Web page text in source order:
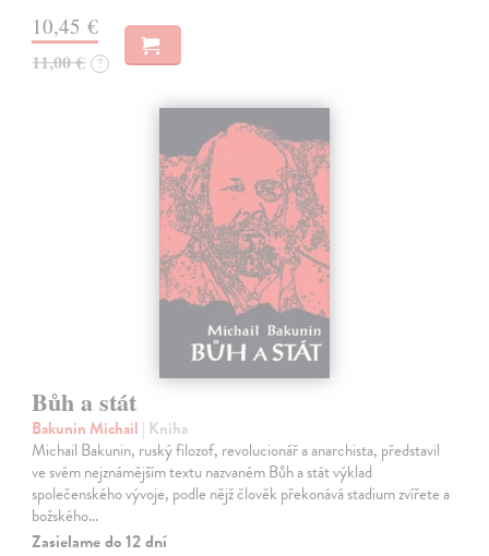
10,45 €
11,00 € ?
Bůh a stát
Bakunin Michail | Kniha
Michail Bakunin, ruský filozof, revolucionář a anarchista, představil
ve svém nejznámějším textu nazvaném Bůh a stát výklad
společenského vývoje, podle nějž člověk překonává stadium zvířete a
božského…
Zasielame do 12 dní